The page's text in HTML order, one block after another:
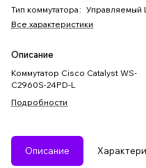
Тип коммутатора : Управляемый
Все характеристики
Описание
Коммутатор Cisco Catalyst WS-
C2960S-24PD-L
Подробности
Описание